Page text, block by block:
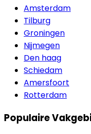
Amsterdam
Tilburg
Groningen
Nijmegen
Den haag
Schiedam
Amersfoort
Rotterdam
Populaire